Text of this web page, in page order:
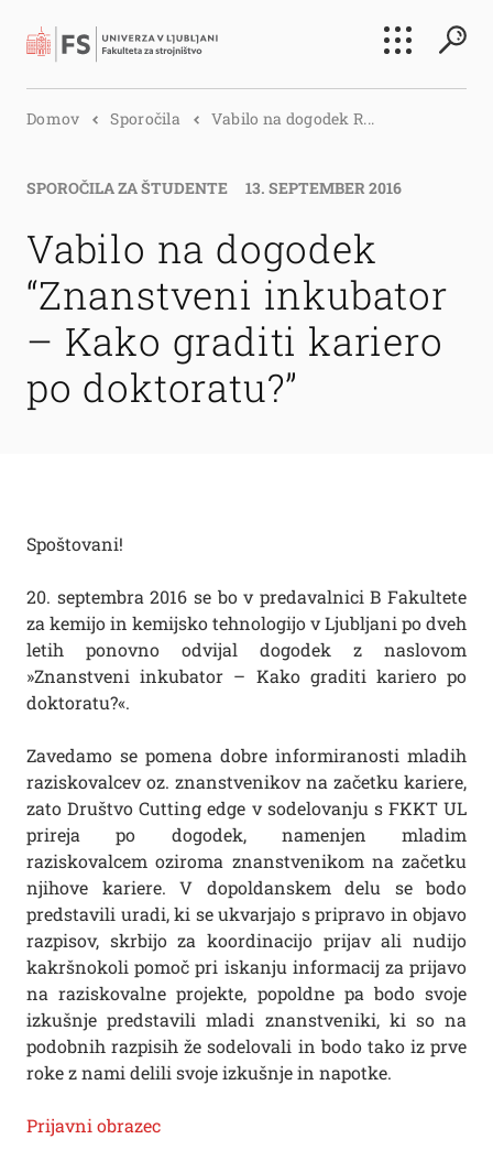
Išči
Domov Sporočila Vabilo na dogodek R...
SPOROČILA ZA ŠTUDENTE 13. SEPTEMBER 2016
Vabilo na dogodek
“Znanstveni inkubator
– Kako graditi kariero
po doktoratu?”
Spoštovani!
20. septembra 2016 se bo v predavalnici B Fakultete
za kemijo in kemijsko tehnologijo v Ljubljani po dveh
letih ponovno odvijal dogodek z naslovom
»Znanstveni inkubator – Kako graditi kariero po
doktoratu?«.
Zavedamo se pomena dobre informiranosti mladih
raziskovalcev oz. znanstvenikov na začetku kariere,
zato Društvo Cutting edge v sodelovanju s FKKT UL
prireja po dogodek, namenjen mladim
raziskovalcem oziroma znanstvenikom na začetku
njihove kariere. V dopoldanskem delu se bodo
predstavili uradi, ki se ukvarjajo s pripravo in objavo
razpisov, skrbijo za koordinacijo prijav ali nudijo
kakršnokoli pomoč pri iskanju informacij za prijavo
na raziskovalne projekte, popoldne pa bodo svoje
izkušnje predstavili mladi znanstveniki, ki so na
podobnih razpisih že sodelovali in bodo tako iz prve
roke z nami delili svoje izkušnje in napotke.
Prijavni obrazec